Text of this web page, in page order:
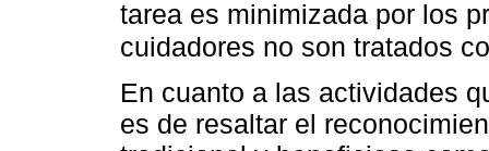
tarea es minimizada por los
cuidadores no son tratados
En cuanto a las actividades
es de resaltar el